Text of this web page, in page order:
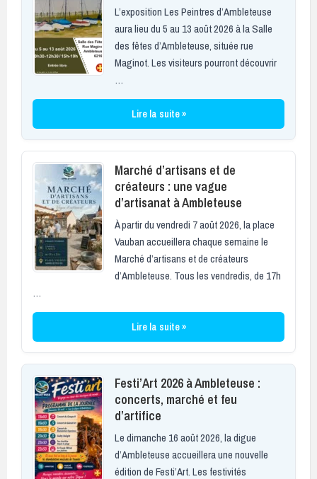
L’exposition Les Peintres d’Ambleteuse
aura lieu du 5 au 13 août 2026 à la Salle
des fêtes d’Ambleteuse, située rue
Maginot. Les visiteurs pourront découvrir
…
Lire la suite »
Marché d’artisans et de
créateurs : une vague
d’artisanat à Ambleteuse
À partir du vendredi 7 août 2026, la place
Vauban accueillera chaque semaine le
Marché d’artisans et de créateurs
d’Ambleteuse. Tous les vendredis, de 17h
…
Lire la suite »
Festi’Art 2026 à Ambleteuse :
concerts, marché et feu
d’artifice
Le dimanche 16 août 2026, la digue
d’Ambleteuse accueillera une nouvelle
édition de Festi’Art. Les festivités